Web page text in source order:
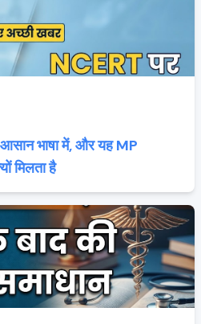
भाषा में, और यह MP
मिलता है